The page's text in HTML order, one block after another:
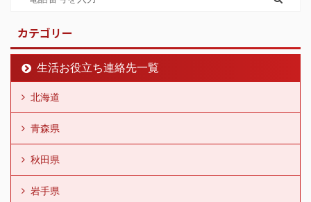
カテゴリー
生活お役立ち連絡先一覧
北海道
青森県
秋田県
岩手県